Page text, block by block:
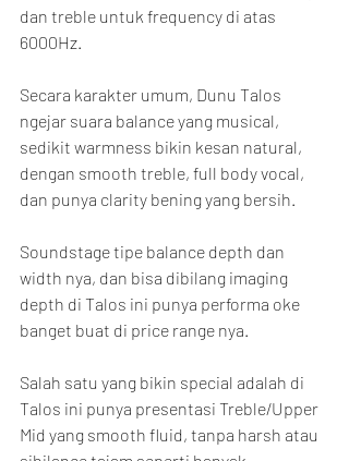
dan treble untuk frequency di atas
6000Hz.
Secara karakter umum, Dunu Talos
ngejar suara balance yang musical,
sedikit warmness bikin kesan natural,
dengan smooth treble, full body vocal,
dan punya clarity bening yang bersih.
Soundstage tipe balance depth dan
width nya, dan bisa dibilang imaging
depth di Talos ini punya performa oke
banget buat di price range nya.
Salah satu yang bikin special adalah di
Talos ini punya presentasi Treble/Upper
Mid yang smooth fluid, tanpa harsh atau